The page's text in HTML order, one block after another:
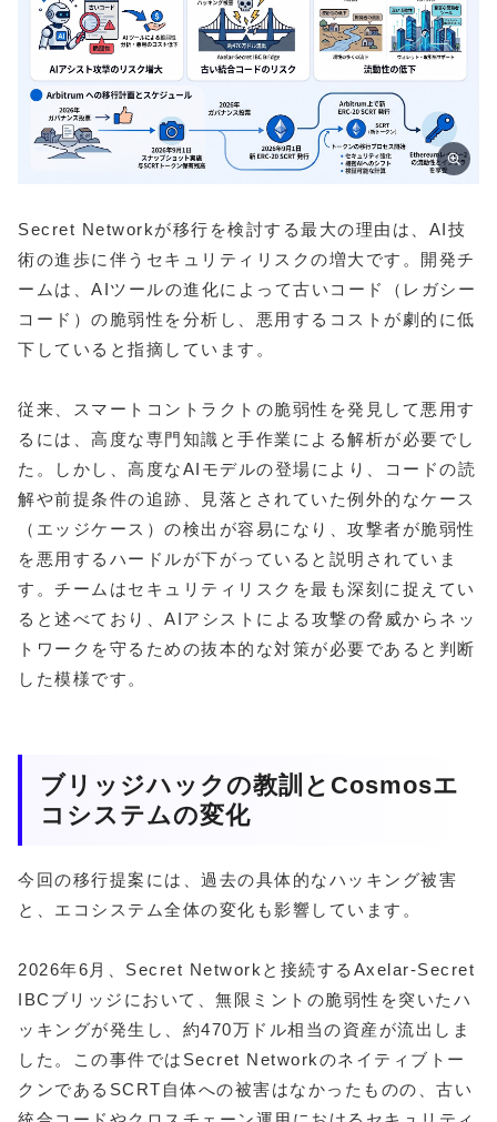
Secret Networkが移行を検討する最大の理由は、AI技
術の進歩に伴うセキュリティリスクの増大です。開発チ
ームは、AIツールの進化によって古いコード（レガシー
コード）の脆弱性を分析し、悪用するコストが劇的に低
下していると指摘しています。
従来、スマートコントラクトの脆弱性を発見して悪用す
るには、高度な専門知識と手作業による解析が必要でし
た。しかし、高度なAIモデルの登場により、コードの読
解や前提条件の追跡、見落とされていた例外的なケース
（エッジケース）の検出が容易になり、攻撃者が脆弱性
を悪用するハードルが下がっていると説明されていま
す。チームはセキュリティリスクを最も深刻に捉えてい
ると述べており、AIアシストによる攻撃の脅威からネッ
トワークを守るための抜本的な対策が必要であると判断
した模様です。
ブリッジハックの教訓とCosmosエ
コシステムの変化
今回の移行提案には、過去の具体的なハッキング被害
と、エコシステム全体の変化も影響しています。
2026年6月、Secret Networkと接続するAxelar-Secret
IBCブリッジにおいて、無限ミントの脆弱性を突いたハ
ッキングが発生し、約470万ドル相当の資産が流出しま
した。この事件ではSecret Networkのネイティブトー
クンであるSCRT自体への被害はなかったものの、古い